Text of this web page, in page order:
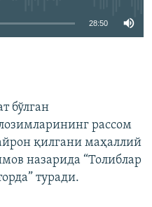
28:50
бўлган
рассом
қилгани маҳаллий
назарида “Толиблар
туради.